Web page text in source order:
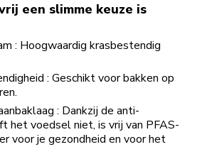
een slimme keuze is
: Hoogwaardig krasbestendig
: Geschikt voor bakken op
: Dankzij de anti-
het voedsel niet, is vrij van PFAS-
voor je gezondheid en voor het